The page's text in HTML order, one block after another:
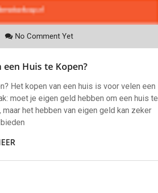
No Comment Yet
een Huis te Kopen?
Het kopen van een huis is voor velen een
moet je eigen geld hebben om een huis te
het hebben van eigen geld kan zeker